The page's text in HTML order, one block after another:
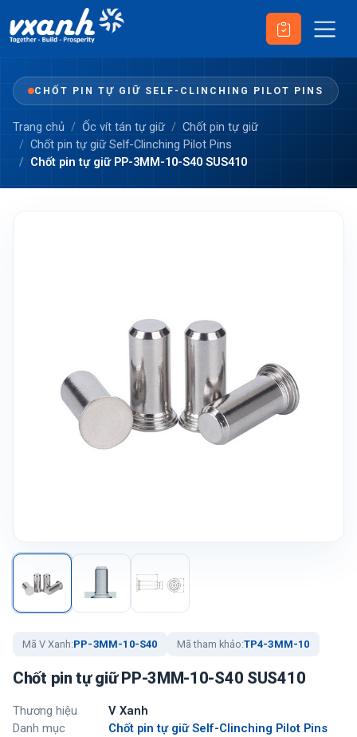
CHỐT PIN TỰ GIỮ SELF-CLINCHING PILOT PINS
Trang chủ Ốc vít tán tự giữ
Chốt pin tự giữ
Chốt pin tự giữ Self-Clinching Pilot Pins
Chốt pin tự giữ PP-3MM-10-S40 SUS410
Mã V Xanh:PP-3MM-10-S40 Mã tham khảo:TP4-3MM-10
Chốt pin tự giữ PP-3MM-10-S40 SUS410
Thương hiệu
V Xanh
Danh mục
Chốt pin tự giữ Self-Clinching Pilot Pins